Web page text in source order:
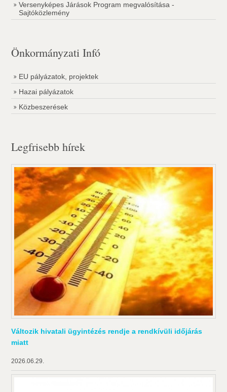
Versenyképes Járások Program megvalósítása -
Sajtóközlemény
Önkormányzati Infó
EU pályázatok, projektek
Hazai pályázatok
Közbeszerések
Legfrisebb hírek
Változik hivatali ügyintézés rendje a rendkívüli időjárás
miatt
2026.06.29.